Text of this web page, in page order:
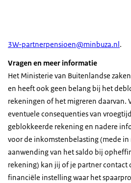
3W-partnerpensioen@minbuza.nl .
Vragen en meer informatie
Het Ministerie van Buitenlandse
en heeft ook geen belang bij het
rekeningen of het migreren daarvan.
eventuele consequenties van
geblokkeerde rekening en nadere
voor de inkomstenbelasting (mede in
aanwending van het saldo bij
rekening) kan jij of je partner contact
financiële instelling waar het